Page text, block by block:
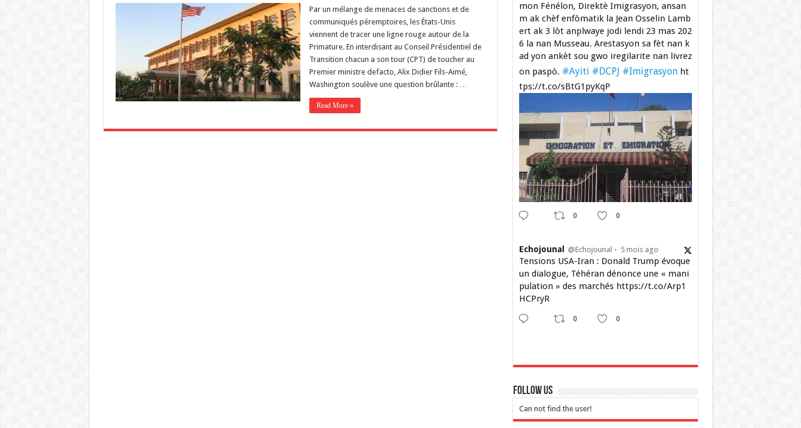
Par un mélange de menaces de sanctions et de
communiqués péremptoires, les États-Unis
viennent de tracer une ligne rouge autour de la
Primature. En interdisant au Conseil Présidentiel de
Transition chacun a son tour (CPT) de toucher au
Premier ministre defacto, Alix Didier Fils-Aimé,
Washington soulève une question brûlante : …
Read More »
mon Fénélon, Direktè Imigrasyon, ansan
m ak chèf enfòmatik la Jean Osselin Lamb
ert ak 3 lòt anplwaye jodi lendi 23 mas 202
6 la nan Musseau. Arestasyon sa fèt nan k
ad yon ankèt sou gwo iregilarite nan livrez
on paspò. #Ayiti #DCPJ #Imigrasyonht
tps://t.co/sBtG1pyKqP
0 0
Echojounal @Echojounal 5 mois ago
Tensions USA-Iran : Donald Trump évoque
un dialogue, Téhéran dénonce une « mani
pulation » des marchés https://t.co/Arp1
HCPryR
0 0
Follow Us
Can not find the user!